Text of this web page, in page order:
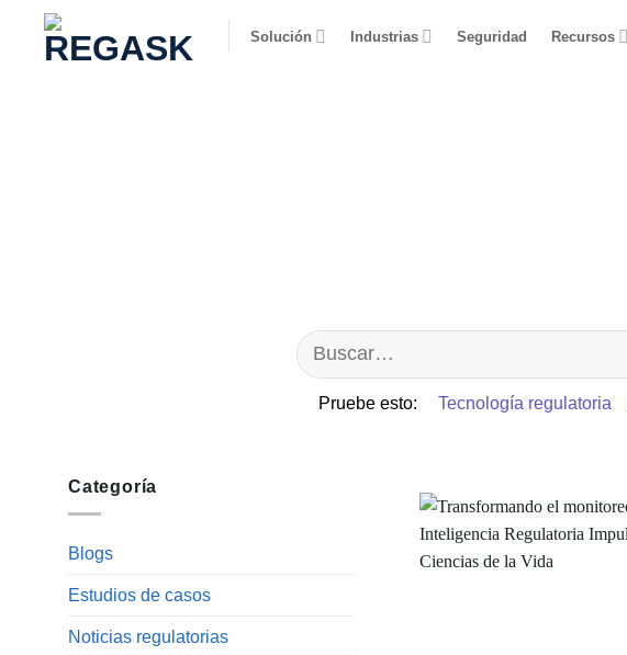
Saltar
Solución Industrias Seguridad Recursos
Pruebe esto: Tecnología regulatoria
Categoría
Blogs
Estudios de casos
Noticias regulatorias